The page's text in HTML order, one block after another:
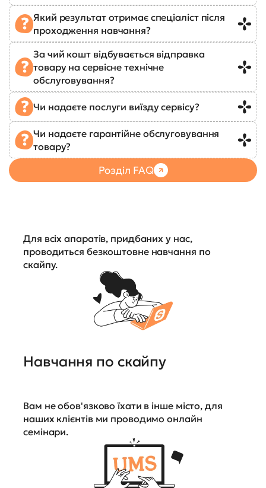
Який результат отримає спеціаліст після
проходження навчання?
За чий кошт відбувається відправка
товару на сервісне технічне
обслуговування?
Чи надаєте послуги виїзду сервісу?
Чи надаєте гарантійне обслуговування
товару?
Розділ FAQ
Для всіх апаратів, придбаних у нас,
проводиться безкоштовне навчання по
скайпу.
Навчання по скайпу
Вам не обов'язково їхати в інше місто, для
наших клієнтів ми проводимо онлайн
семінари.